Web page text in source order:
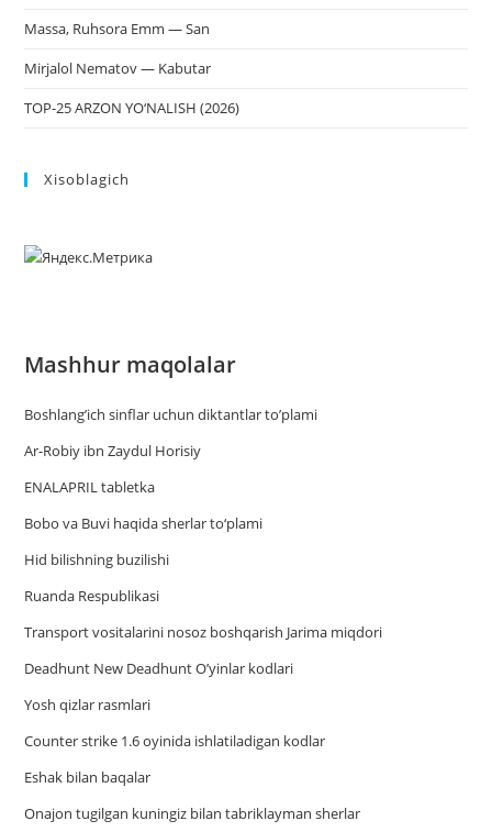
Massa, Ruhsora Emm — San
Mirjalol Nematov — Kabutar
TOP-25 ARZON YO‘NALISH (2026)
Xisoblagich
Mashhur maqolalar
Boshlang’ich sinflar uchun diktantlar to’plami
Ar-Robiy ibn Zaydul Horisiy
ENALAPRIL tabletka
Bobo va Buvi haqida sherlar to‘plami
Hid bilishning buzilishi
Ruanda Respublikasi
Trаnsport vositаlаrini nosoz boshqаrish Jаrimа miqdori
Deadhunt New Deadhunt O’yinlar kodlari
Yosh qizlar rasmlari
Counter strike 1.6 oyinida ishlatiladigan kodlar
Eshak bilan baqalar
Onajon tugilgan kuningiz bilan tabriklayman sherlar